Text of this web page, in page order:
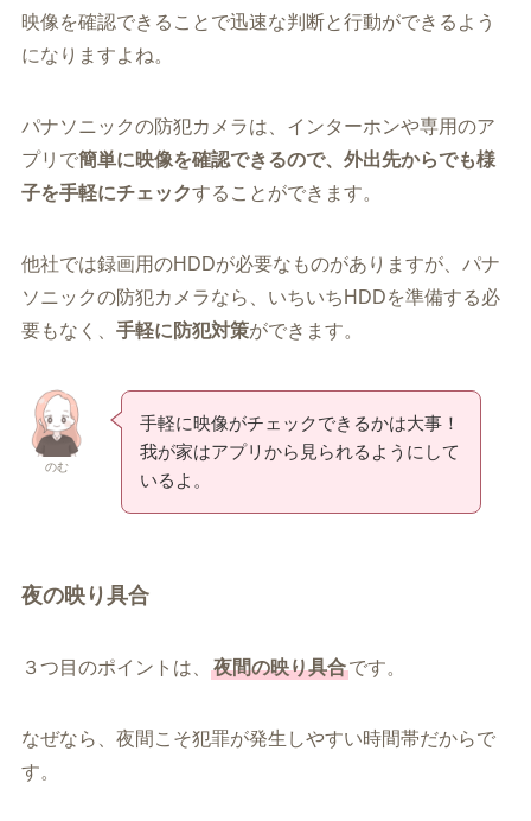
映像を確認できることで迅速な判断と行動ができるよう
になりますよね。
パナソニックの防犯カメラは、インターホンや専用のア
プリで簡単に映像を確認できるので、外出先からでも様
子を手軽にチェックすることができます。
他社では録画用のHDDが必要なものがありますが、パナ
ソニックの防犯カメラなら、いちいちHDDを準備する必
要もなく、 手軽に防犯対策ができます。
のむ
手軽に映像がチェックできるかは大事！
我が家はアプリから見られるようにして
いるよ。
夜の映り具合
３つ目のポイントは、 夜間の映り具合です。
なぜなら、夜間こそ犯罪が発生しやすい時間帯だからで
す。